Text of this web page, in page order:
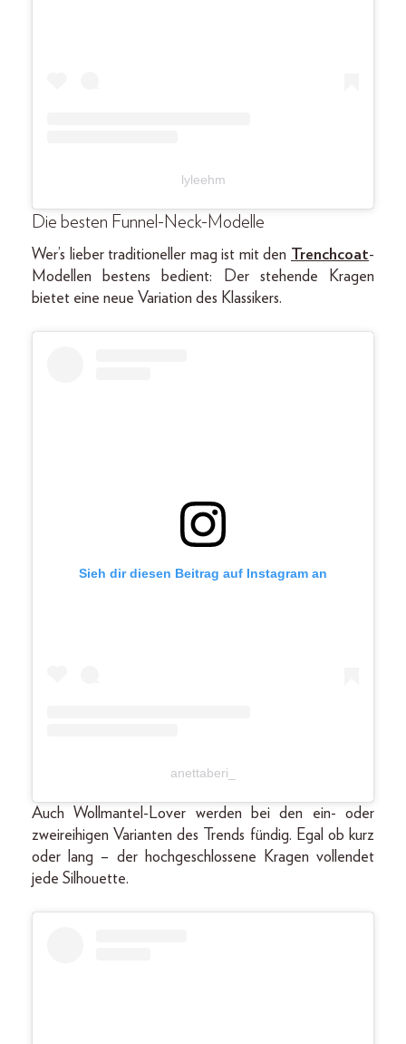
lyleehm
Die besten Funnel-Neck-Modelle
Wer’s lieber traditioneller mag ist mit den Trenchcoat-
Modellen bestens bedient: Der stehende Kragen
bietet eine neue Variation des Klassikers.
Sieh dir diesen Beitrag auf Instagram an
anettaberi_
Auch Wollmantel-Lover werden bei den ein- oder
zweireihigen Varianten des Trends fündig. Egal ob kurz
oder lang – der hochgeschlossene Kragen vollendet
jede Silhouette.